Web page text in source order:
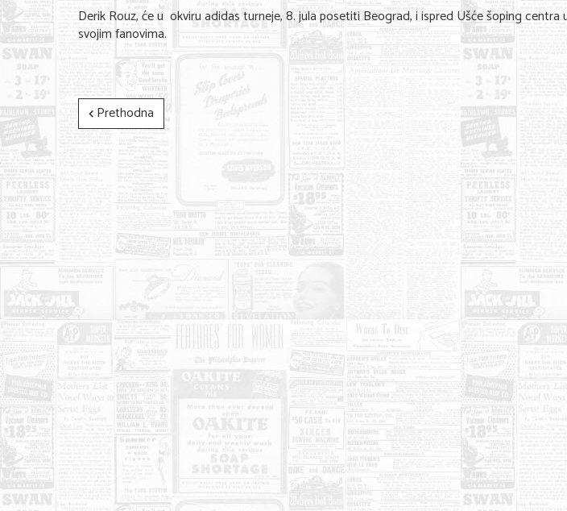
Derik Rouz, će u okviru adidas turneje, 8. jula posetiti Beograd, i ispred Ušće šoping centra
svojim fanovima.
Prethodna